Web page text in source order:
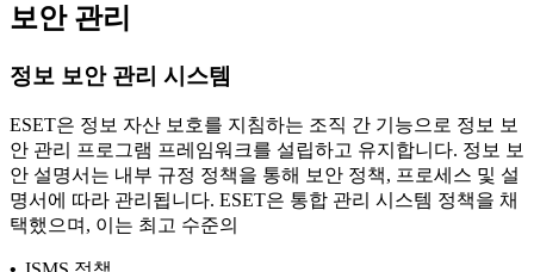
보안 관리
정보 보안 관리 시스템
ESET은 정보 자산 보호를 지침하는 조직 간 기능으로 정보 보
안 관리 프로그램 프레임워크를 설립하고 유지합니다. 정보 보
안 설명서는 내부 규정 정책을 통해 보안 정책, 프로세스 및 설
명서에 따라 관리됩니다. ESET은 통합 관리 시스템 정책을 채
택했으며, 이는 최고 수준의